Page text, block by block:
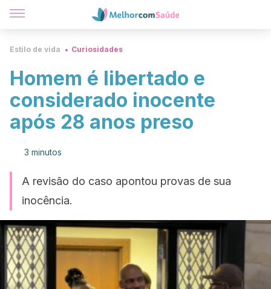
Estilo de vida Curiosidades
Homem é libertado e
considerado inocente
após 28 anos preso
3 minutos
A revisão do caso apontou provas de sua
inocência.